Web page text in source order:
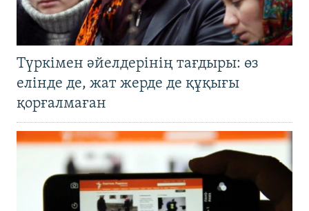
Түркімен әйелдерінің тағдыры: өз
елінде де, жат жерде де құқығы
қорғалмаған